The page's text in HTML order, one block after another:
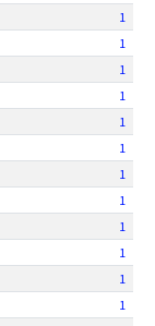
1
1
1
1
1
1
1
1
1
1
1
1